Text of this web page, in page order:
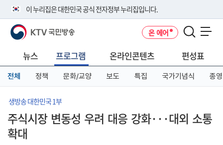
이 누리집은 대한민국 공식 전자정부 누리집입니다.
공식 누리집 주소 확인하기
니다.
이밖에 or.kr 또는 .kr등 다른 도메인 주소를 사용하고 있다면 아래 URL에
서 도메인 주소를 확인해 보세요
KTV 국민방송 온 에어
뉴스 프로그램 온라인콘텐츠 편성표
전체 정책 문화/교양 보도 특집 국가기념식 종영
생방송 대한민국 1부
주식시장 변동성 우려 대응 강화···대외 소통
확대